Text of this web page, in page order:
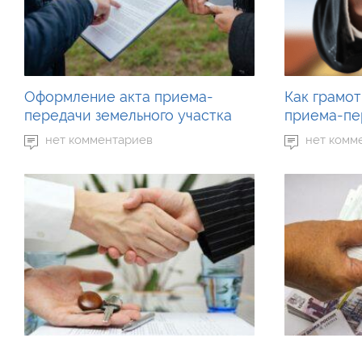
Оформление акта приема-
передачи земельного участка
нет комментариев
Как
приема-
нет